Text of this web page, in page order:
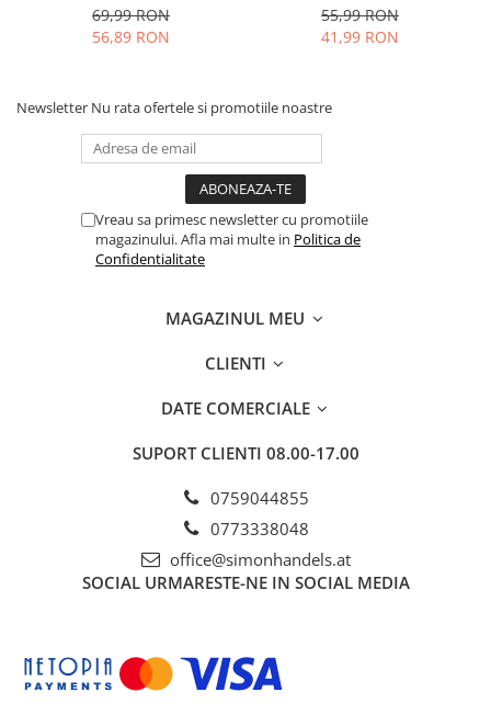
69,99 RON
56,89 RON
55,99 RON
41,99 RON
Newsletter Nu rata ofertele si promotiile noastre
Vreau sa primesc newsletter cu promotiile
magazinului. Afla mai multe in Politica de
Confidentialitate
MAGAZINUL MEU
CLIENTI
DATE COMERCIALE
SUPORT CLIENTI 08.00-17.00
0759044855
0773338048
office@simonhandels.at
SOCIAL URMARESTE-NE IN SOCIAL MEDIA